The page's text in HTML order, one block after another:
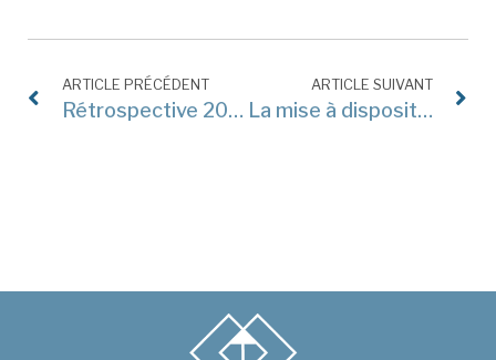
ARTICLE PRÉCÉDENT
Rétrospective 2023 : quelques belles réalisations de Tnjlex, cabinet en droit des affaires
ARTICLE SUIVANT
La mise à disposition d’un logiciel par téléchargement est une vente